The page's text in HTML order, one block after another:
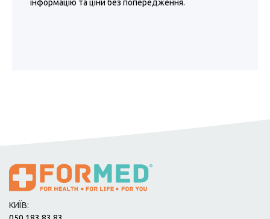
інформацію та ціни без попередження.
КИЇВ: